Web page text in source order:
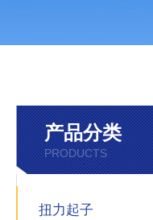
产品分类
PRODUCTS
扭力起子